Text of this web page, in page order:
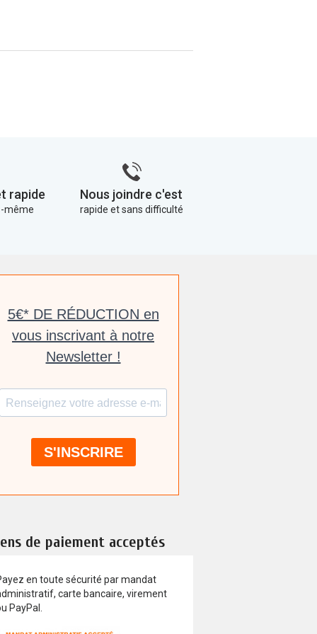
rapide
même
Nous joindre c'est
rapide et sans difficulté
de paiement acceptés
en toute sécurité par mandat
carte bancaire, virement
PayPal.